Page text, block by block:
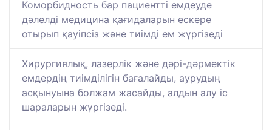
Коморбидность бар пациентті емдеуде
дәлелді медицина қағидаларын ескере
отырып қауіпсіз және тиімді ем жүргізеді
Хирургиялық, лазерлік және дәрі-дәрмектік
емдердің тиімділігін бағалайды, аурудың
асқынуына болжам жасайды, алдын алу іс
шараларын жүргізеді.